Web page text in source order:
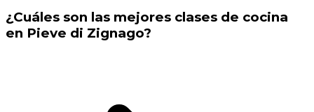
¿Cuáles son las mejores clases de cocina
en Pieve di Zignago?